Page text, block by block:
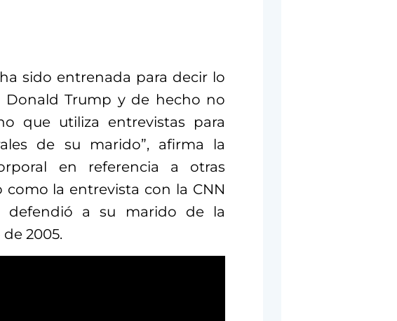
sido entrenada para decir lo
Trump y de hecho no
que utiliza entrevistas para
de su marido”, afirma la
en referencia a otras
la entrevista con la CNN
defendió a su marido de la
2005.